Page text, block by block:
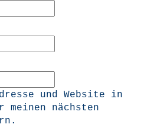
und Website in
meinen nächsten